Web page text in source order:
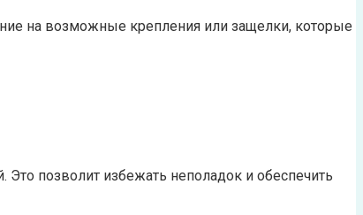
на возможные крепления или защелки, которые
Это позволит избежать неполадок и обеспечить